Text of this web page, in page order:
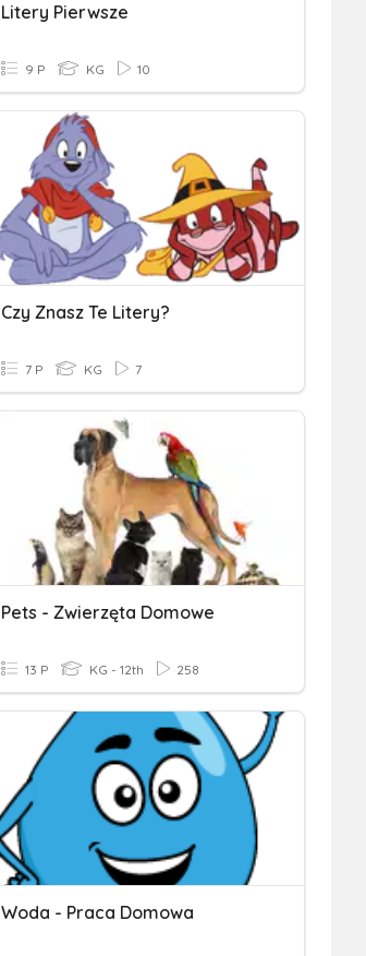
Litery Pierwsze
9 P KG 10
Czy Znasz Te Litery?
7 P KG 7
Pets - Zwierzęta Domowe
13 P KG - 12th 258
Woda - Praca Domowa